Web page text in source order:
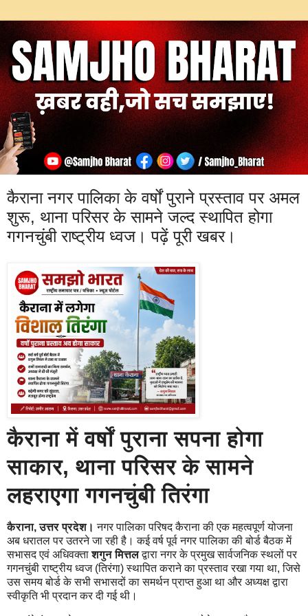
कैराना नगर पालिका के वर्षों पुराने प्रस्ताव पर अमल
शुरू, थाना परिसर के सामने जल्द स्थापित होगा
गगनचुंबी राष्ट्रीय ध्वज। पढ़ें पूरी खबर।
कैराना में वर्षों पुराना सपना होगा
साकार, थाना परिसर के सामने
लहराएगा गगनचुंबी तिरंगा
कैराना, उत्तर प्रदेश। नगर पालिका परिषद कैराना की एक महत्वपूर्ण योजना
अब धरातल पर उतरने जा रही है। कई वर्ष पूर्व नगर पालिका की बोर्ड बैठक में
सभासद एवं अधिवक्ताशगुन मित्तलद्वारा नगर के प्रमुख सार्वजनिक स्थलों पर
गगनचुंबी राष्ट्रीय ध्वज (तिरंगा) स्थापित कराने का प्रस्ताव रखा गया था, जिसे
उस समय बोर्ड के सभी सभासदों का समर्थन प्राप्त हुआ था और अध्यक्ष द्वारा
स्वीकृति भी प्रदान कर दी गई थी।